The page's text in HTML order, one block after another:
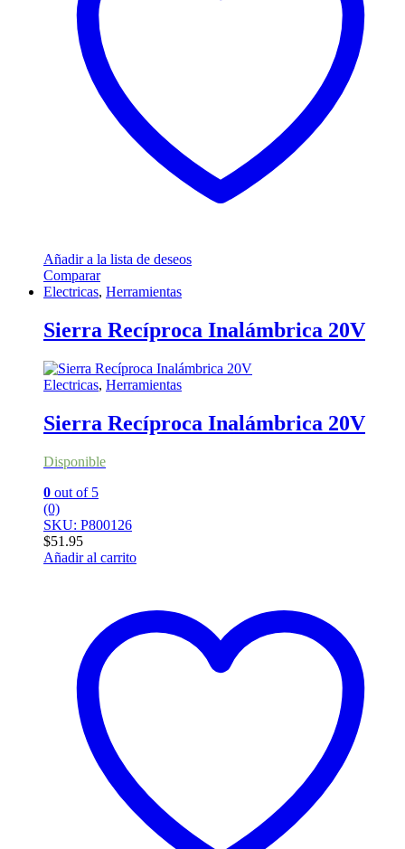
Añadir a la lista de deseos
Comparar
Electricas, Herramientas
Sierra Recíproca Inalámbrica 20V
Electricas, Herramientas
Sierra Recíproca Inalámbrica 20V
Disponible
0 out of 5
(0)
SKU: P800126
$51.95
Añadir al carrito